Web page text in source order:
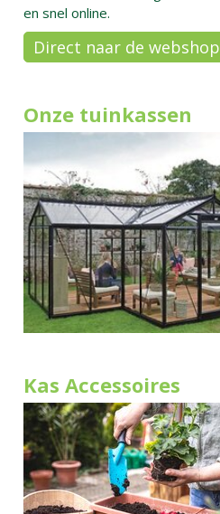
en snel online.
Direct naar de webshop
Onze tuinkassen
Kas Accessoires